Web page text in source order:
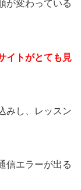
が変わっている
イトがとても見
みし、レッスン
信エラーが出る